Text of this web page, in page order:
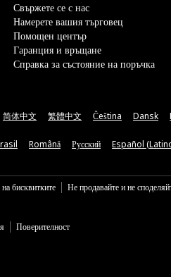
Свържете се с нас
Намерете вашия търговец
Помощен център
Гаранция и връщане
Справка за състояние на поръчка
简体中文 繁體中文 Čeština Dansk
Română Русский Español
бисквитките Не продавайте и не
Поверителност